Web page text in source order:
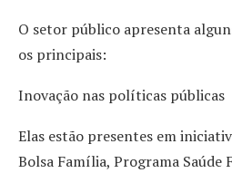
O setor público apresenta
os principais:
Inovação nas políticas públicas
Elas estão presentes em
Bolsa Família, Programa Saúde